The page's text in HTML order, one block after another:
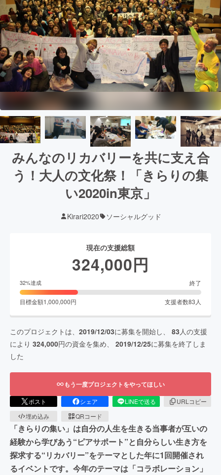
みんなのリカバリーを共に支え合
う！大人の文化祭！「きらりの集
い2020in東京」
Kirari2020 ソーシャルグッド
現在の支援総額
324,000円
32%達成 終了
目標金額1,000,000円 支援者数83 人
このプロジェクトは、 2019/12/03に募集を開始し、 83 人の支援
により 324,000円の資金を集め、 2019/12/25に募集を終了しま
した
もう一度プロジェクトをやってほしい
ポスト シェア LINEで送る
URLコピー
埋め込み
QRコード
「きらりの集い」は自分の人生を生きる当事者が互いの
経験から学びあう“ピアサポート”と自分らしい生き方を
探求する“リカバリー”をテーマとした年に1回開催され
るイベントです。今年のテーマは「コラボレーション」